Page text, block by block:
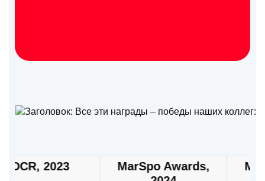
MarSpo Awards,
MarSpo